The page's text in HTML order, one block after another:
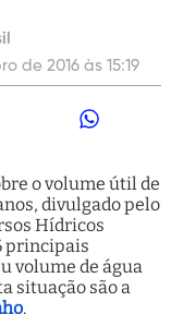
de 2016 às 15:19
o volume útil de
divulgado pelo
Hídricos
principais
volume de água
situação são a
.